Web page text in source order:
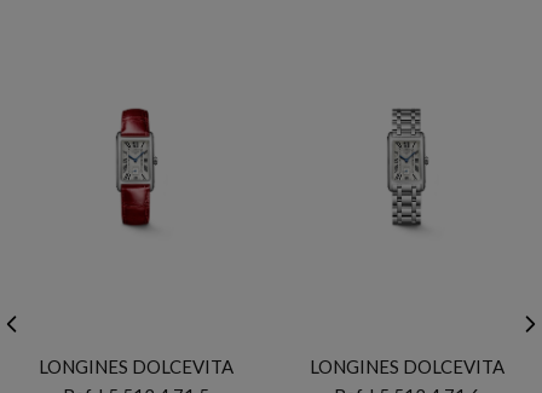
LONGINES DOLCEVITA
LONGINES DOLCEVITA